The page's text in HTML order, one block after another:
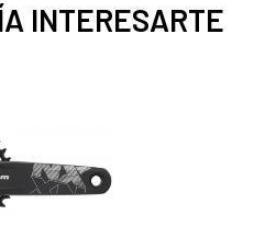
INTERESARTE